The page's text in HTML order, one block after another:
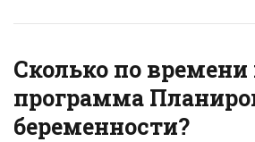
Сколько по времени
программа
беременности?